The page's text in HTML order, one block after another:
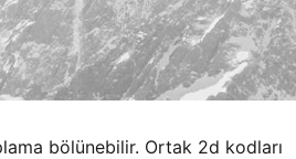
bölünebilir. Ortak 2d kodları